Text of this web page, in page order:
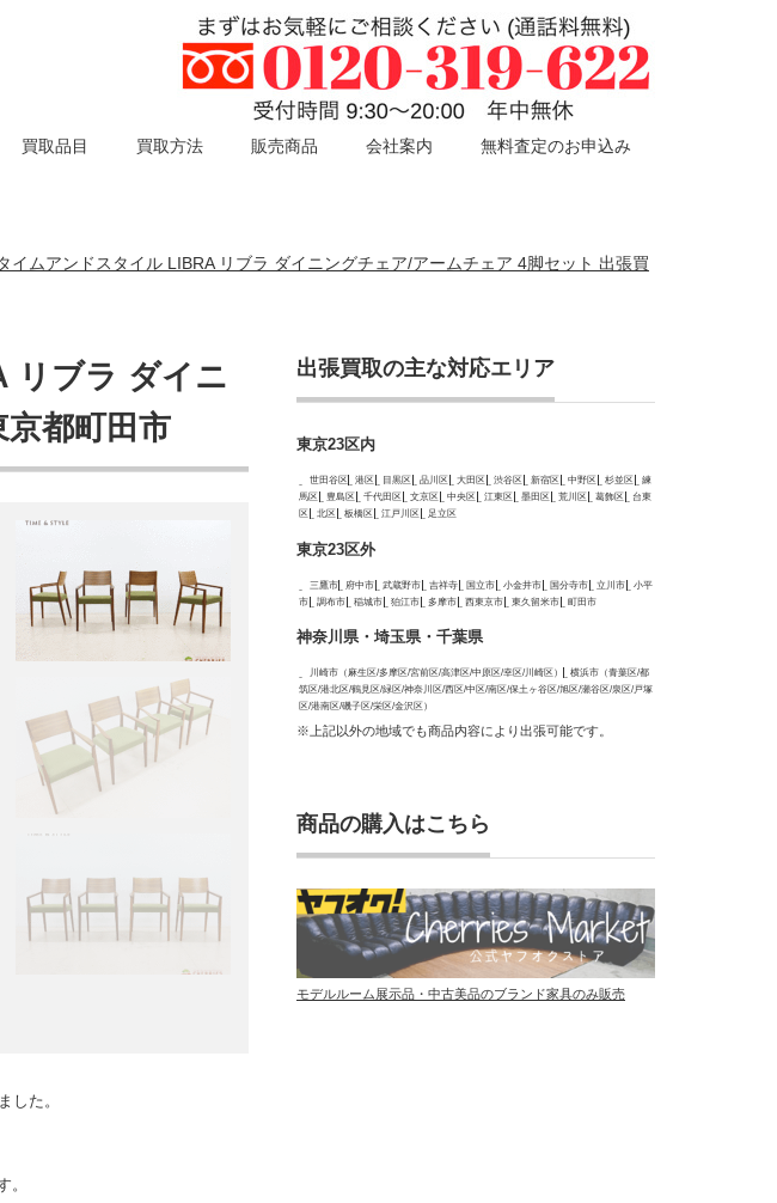
買取品目 買取方法 販売商品 会社案内 無料査定のお申込み
イムアンドスタイル LIBRA リブラ ダイニングチェア/アームチェア 4脚セット 出張買
リブラ ダイニ
都町田市
した。
。
出張買取の主な対応エリア
東京23区内
世田谷区 港区 目黒区 品川区 大田区 渋谷区 新宿区 中野区 杉並区
練
馬区
豊島区 千代田区 文京区 中央区 江東区 墨田区 荒川区 葛飾区
台東
区
北区 板橋区 江戸川区 足立区
東京23区外
三鷹市 府中市 武蔵野市 吉祥寺 国立市 小金井市 国分寺市 立川市
小平
市
調布市 稲城市 狛江市 多摩市 西東京市 東久留米市 町田市
神奈川県・埼玉県・千葉県
川崎市（麻生区/多摩区/宮前区/高津区/中原区/幸区/川崎区）
横浜市（青葉区/都
筑区/港北区/鶴見区/緑区/神奈川区/西区/中区/南区/保土ヶ谷区/旭区/瀬谷区/泉区/戸塚
区/港南区/磯子区/栄区/金沢区）
※上記以外の地域でも商品内容により出張可能です。
商品の購入はこちら
モデルルーム展示品・中古美品のブランド家具のみ販売